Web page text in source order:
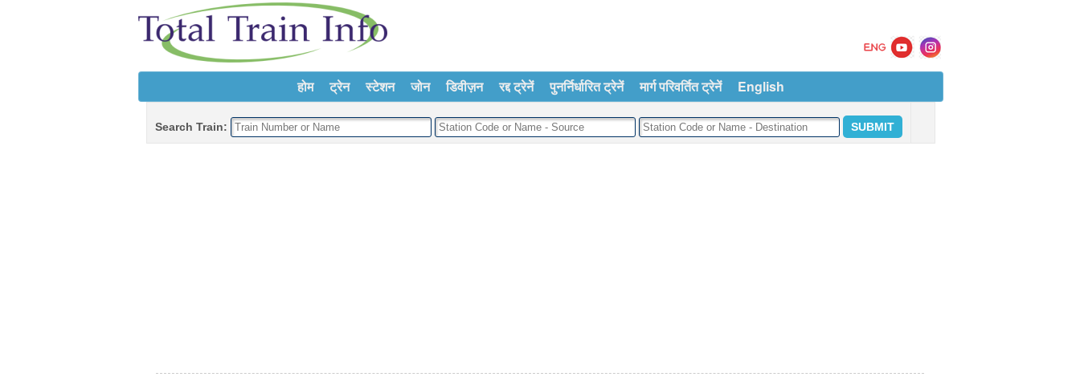
होम ट्रेन स्टेशन जोन डिवीज़न रद्द ट्रेनें पुनर्निर्धारित ट्रेनें मार्ग परिवर्तित ट्रेनें English
Search Train: